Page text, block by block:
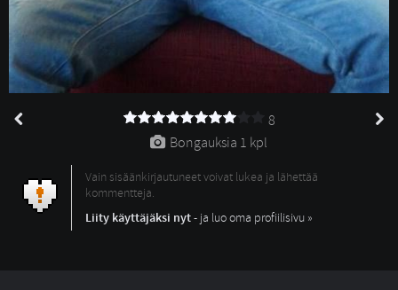
8
Bongauksia 1 kpl
Vain sisäänkirjautuneet voivat lukea ja lähettää
kommentteja.
Liity käyttäjäksi nyt- ja luo oma profiilisivu »